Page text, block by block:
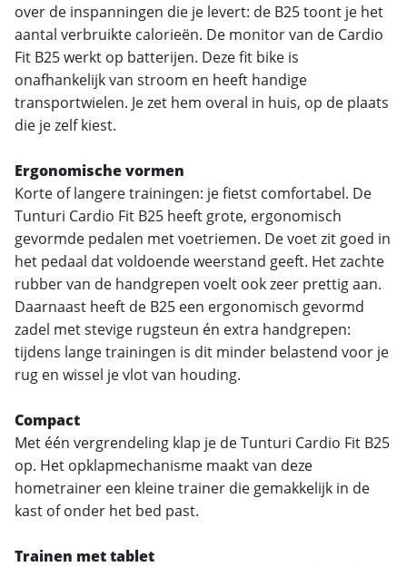
over de inspanningen die je levert: de B25 toont je het
aantal verbruikte calorieën. De monitor van de Cardio
Fit B25 werkt op batterijen. Deze fit bike is
onafhankelijk van stroom en heeft handige
transportwielen. Je zet hem overal in huis, op de plaats
die je zelf kiest.
Ergonomische vormen
Korte of langere trainingen: je fietst comfortabel. De
Tunturi Cardio Fit B25 heeft grote, ergonomisch
gevormde pedalen met voetriemen. De voet zit goed in
het pedaal dat voldoende weerstand geeft. Het zachte
rubber van de handgrepen voelt ook zeer prettig aan.
Daarnaast heeft de B25 een ergonomisch gevormd
zadel met stevige rugsteun én extra handgrepen:
tijdens lange trainingen is dit minder belastend voor je
rug en wissel je vlot van houding.
Compact
Met één vergrendeling klap je de Tunturi Cardio Fit B25
op. Het opklapmechanisme maakt van deze
hometrainer een kleine trainer die gemakkelijk in de
kast of onder het bed past.
Trainen met tablet